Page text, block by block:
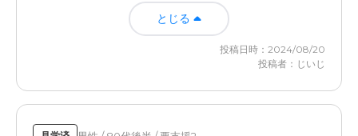
とじる
投稿日時：2024/08/20
投稿者：じいじ